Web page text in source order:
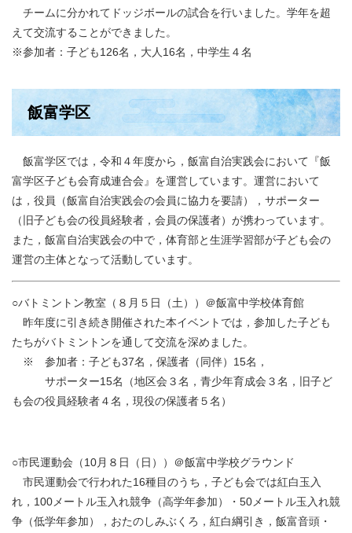
チームに分かれてドッジボールの試合を行いました。学年を超
えて交流することができました。
※参加者：子ども126名，大人16名，中学生４名
飯富学区
飯富学区では，令和４年度から，飯富自治実践会において『飯
富学区子ども会育成連合会』を運営しています。運営において
は，役員（飯富自治実践会の会員に協力を要請），サポーター
（旧子ども会の役員経験者，会員の保護者）が携わっています。
また，飯富自治実践会の中で，体育部と生涯学習部が子ども会の
運営の主体となって活動しています。
○バトミントン教室（８月５日（土））＠飯富中学校体育館
昨年度に引き続き開催された本イベントでは，参加した子ども
たちがバトミントンを通して交流を深めました。
※ 参加者：子ども37名，保護者（同伴）15名，
サポーター15名（地区会３名，青少年育成会３名，旧子ど
も会の役員経験者４名，現役の保護者５名）
○市民運動会（10月８日（日））＠飯富中学校グラウンド
市民運動会で行われた16種目のうち，子ども会では紅白玉入
れ，100メートル玉入れ競争（高学年参加）・50メートル玉入れ競
争（低学年参加），おたのしみぶくろ，紅白綱引き，飯富音頭・